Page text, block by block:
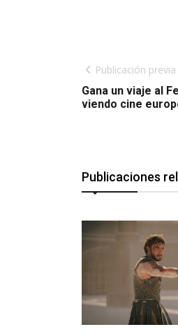
Publicación previa
Gana un viaje al
viendo cine
Publicaciones